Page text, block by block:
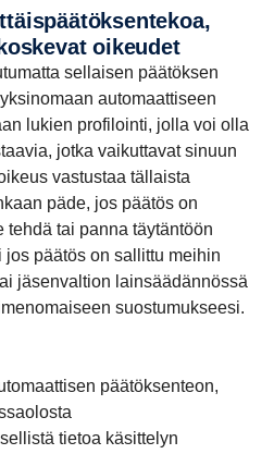
oikeudet
sellaisen päätöksen
automaattiseen
lukien profilointi, jolla voi olla
jotka vaikuttavat sinuun
vastustaa tällaista
päde, jos päätös on
tehdä tai panna täytäntöön
päätös on sallittu meihin
jäsenvaltion lainsäädännössä
suostumukseesi.
päätöksenteon,
tietoa käsittelyn